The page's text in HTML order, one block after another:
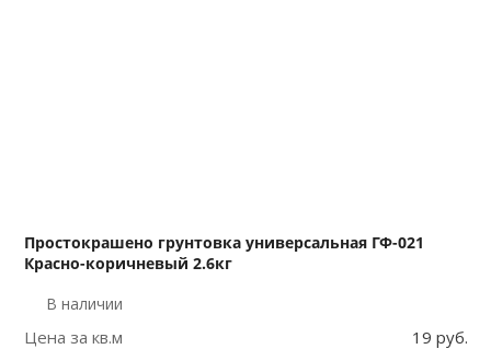
Простокрашено грунтовка универсальная ГФ-021
Красно-коричневый 2.6кг
В наличии
Цена за кв.м
19 руб.